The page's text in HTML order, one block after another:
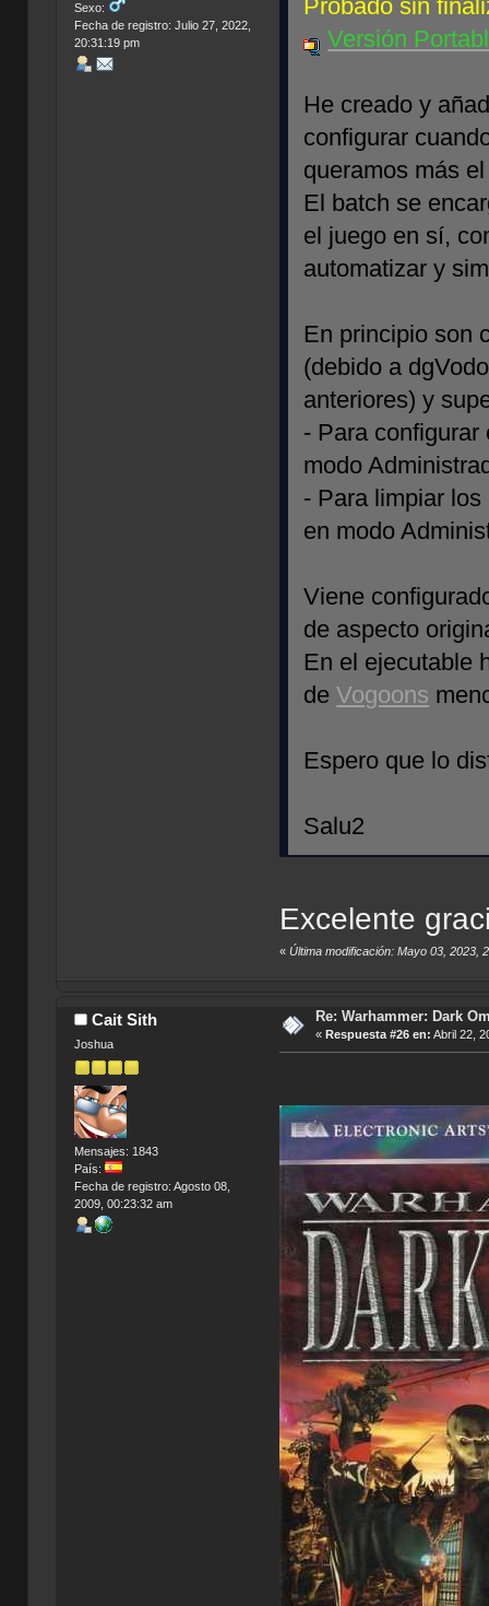
Sexo:
Fecha de registro: Julio 27, 2022,
20:31:19 pm
Probado sin
Versión
He creado y
configurar
queramos más
El batch se
el juego en sí,
automatizar y
En principio son
(debido a
anteriores) y
- Para
modo
- Para limpiar
en modo
Viene
de aspecto
En el ejecutable
deVogoons
Espero que lo
Salu2
Excelente
«Última modificación: Mayo 03, 2023,
Cait Sith
Joshua
Mensajes: 1843
País:
Fecha de registro: Agosto 08,
2009, 00:23:32 am
Re: Warhammer: Dark
« Respuesta #26 en: Abril 22,